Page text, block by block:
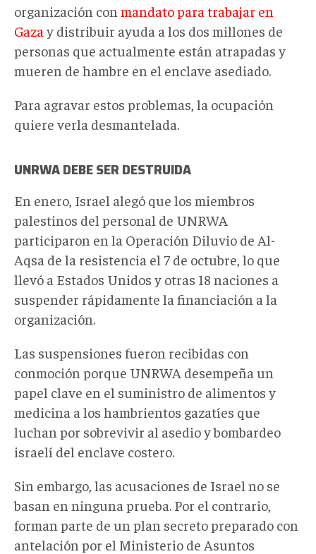
organización con mandato para trabajar en
Gaza y distribuir ayuda a los dos millones de
personas que actualmente están atrapadas y
mueren de hambre en el enclave asediado.
Para agravar estos problemas, la ocupación
quiere verla desmantelada.
UNRWA DEBE SER DESTRUIDA
En enero, Israel alegó que los miembros
palestinos del personal de UNRWA
participaron en la Operación Diluvio de Al-
Aqsa de la resistencia el 7 de octubre, lo que
llevó a Estados Unidos y otras 18 naciones a
suspender rápidamente la financiación a la
organización.
Las suspensiones fueron recibidas con
conmoción porque UNRWA desempeña un
papel clave en el suministro de alimentos y
medicina a los hambrientos gazatíes que
luchan por sobrevivir al asedio y bombardeo
israelí del enclave costero.
Sin embargo, las acusaciones de Israel no se
basan en ninguna prueba. Por el contrario,
forman parte de un plan secreto preparado con
antelación por el Ministerio de Asuntos